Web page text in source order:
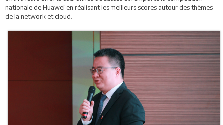
nationale de Huawei en réalisant les meilleurs scores autour des thèmes
de la network et cloud.